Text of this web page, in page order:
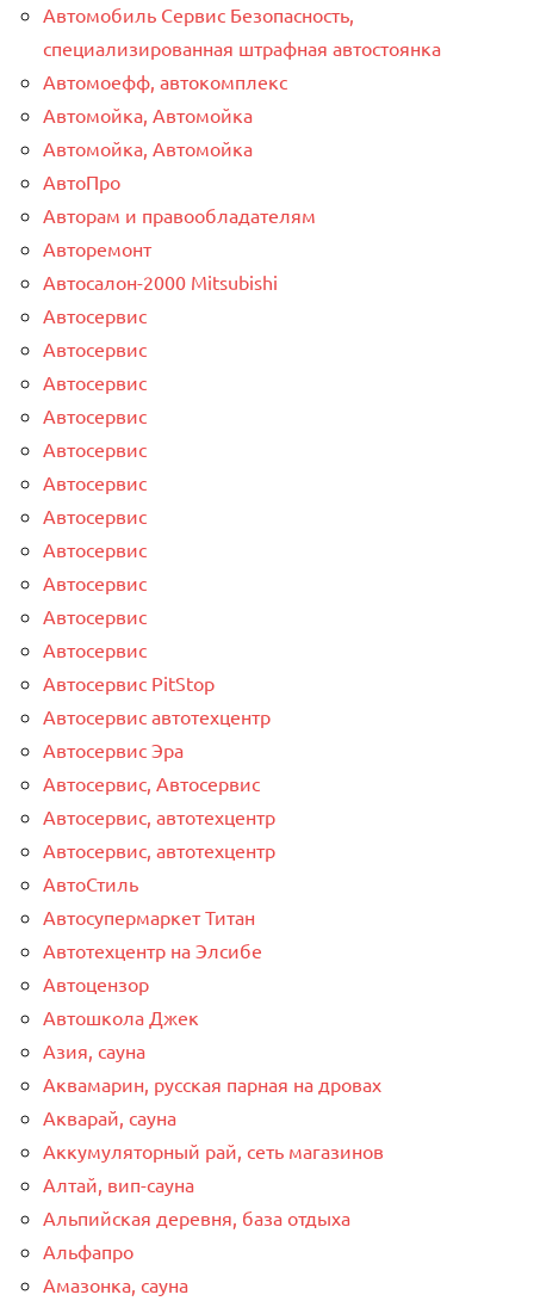
Автомобиль Сервис Безопасность,
специализированная штрафная автостоянка
Автомоефф, автокомплекс
Автомойка, Автомойка
Автомойка, Автомойка
АвтоПро
Авторам и правообладателям
Авторемонт
Автосалон-2000 Mitsubishi
Автосервис
Автосервис
Автосервис
Автосервис
Автосервис
Автосервис
Автосервис
Автосервис
Автосервис
Автосервис
Автосервис
Автосервис PitStop
Автосервис автотехцентр
Автосервис Эра
Автосервис, Автосервис
Автосервис, автотехцентр
Автосервис, автотехцентр
АвтоСтиль
Автосупермаркет Титан
Автотехцентр на Элсибе
Автоцензор
Автошкола Джек
Азия, сауна
Аквамарин, русская парная на дровах
Акварай, сауна
Аккумуляторный рай, сеть магазинов
Алтай, вип-сауна
Альпийская деревня, база отдыха
Альфапро
Амазонка, сауна